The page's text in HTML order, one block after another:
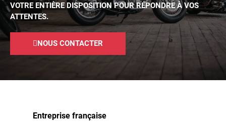
VOTRE ENTIÈRE DISPOSITION POUR RÉPONDRE À VOS
ATTENTES.
NOUS CONTACTER
Entreprise française